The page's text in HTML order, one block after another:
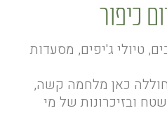
טיולי ג'יפים, מסעדות
כאן מלחמה קשה,
ובזיכרונות של מי